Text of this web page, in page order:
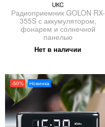
UKC
Радиоприемник GOLON RX-
355S с аккумулятором,
фонарем и солнечной
панелью
Нет в наличии
-50% Новинка